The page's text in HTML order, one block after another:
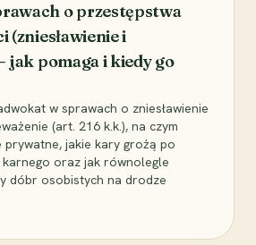
o przestępstwa
(zniesławienie i
jak pomaga i kiedy go
w sprawach o zniesławienie
(art. 216 k.k.), na czym
jakie kary grożą po
oraz jak równolegle
dóbr osobistych na drodze